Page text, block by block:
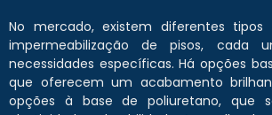
No mercado, existem diferentes tipos
impermeabilização de pisos, cada
necessidades específicas. Há opções
que oferecem um acabamento
opções à base de poliuretano, que